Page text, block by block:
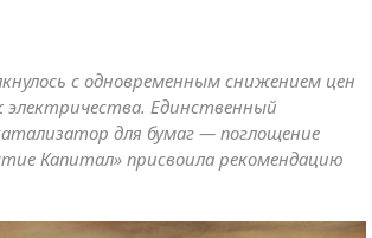
с одновременным снижением цен
электричества. Единственный
для бумаг — поглощение
Капитал» присвоила рекомендацию